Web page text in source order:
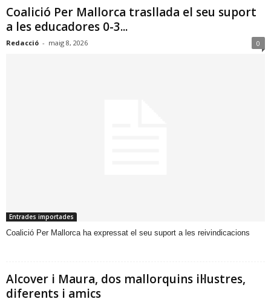
Coalició Per Mallorca trasllada el seu suport
a les educadores 0-3...
Redacció - maig 8, 2026 0
Entrades importades
​Coalició Per Mallorca ha expressat el seu suport a les reivindicacions
Alcover i Maura, dos mallorquins il·lustres,
diferents i amics